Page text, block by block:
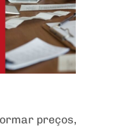
preços,